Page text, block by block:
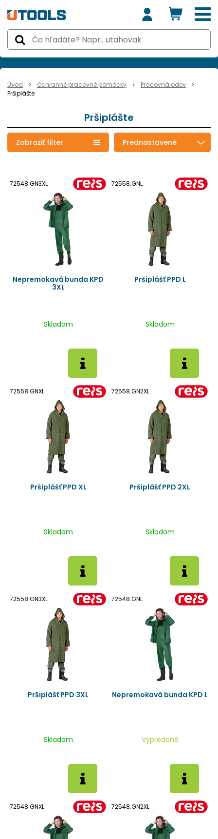
Úvod Ochranné pracovné pomôcky
Pracovná odev
Pršiplášte
Pršiplášte
Zobraziť filter Prednastavené
72548.GN3XL
Nepremokavá bunda KPD
3XL
Skladom
72558.GNL
Pršiplášť PPD L
Skladom
72558.GNXL
Pršiplášť PPD XL
Skladom
72558.GN2XL
Pršiplášť PPD 2XL
Skladom
72558.GN3XL
Pršiplášť PPD 3XL
Skladom
72548.GNL
Nepremokavá bunda KPD L
Vypredané
72548.GNXL 72548.GN2XL